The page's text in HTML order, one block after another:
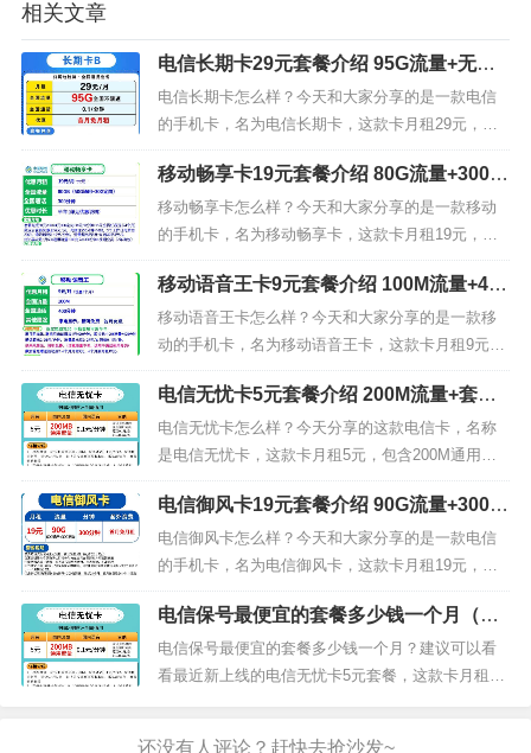
相关文章
电信长期卡29元套餐介绍 95G流量+无免
费通话+首月免费
电信长期卡怎么样？今天和大家分享的是一款电信
的手机卡，名为电信长期卡，这款卡月租29元，包
含65G通用流量，30G定向流量，无免费通话但首月
免费。我们来看下电信长期卡29元套餐的详细介
绍。电信长期卡套餐内容套餐内：月租29元，65G
通用流量，30G定向流量套餐外：流量5元/G，通话
0.1元/分钟，短...
移动畅享卡19元套餐介绍 80G流量+300分
钟通话
移动畅享卡怎么样？今天和大家分享的是一款移动
的手机卡，名为移动畅享卡，这款卡月租19元，包
含50G通用流量，30G定向流量，300分钟通话。我
们来看下移动畅享卡19元套餐的详细介绍。移动畅
享卡套餐内容套餐内：月租19元，50G通用流量，3
0G定向流量，300分钟通话套餐外：流量5元/G，通
话0.19...
移动语音王卡9元套餐介绍 100M流量+400
分钟通话+首月免费
移动语音王卡怎么样？今天和大家分享的是一款移
动的手机卡，名为移动语音王卡，这款卡月租9元，
包含100M通用流量，无定向流量，400分钟通话且
首月免费。我们来看下移动语音王卡9元套餐的详细
介绍。移动语音王卡套餐内容套餐内：月租9元，10
0M通用流量，400分钟通话套餐外：流量0.29元/
M，通话0.0...
电信无忧卡5元套餐介绍 200M流量+套内
无免费通话
电信无忧卡怎么样？今天分享的这款电信卡，名称
是电信无忧卡，这款卡月租5元，包含200M通用流
量，无定向流量，套内无免费通话。我们来看下电
信无忧卡5元套餐的详细介绍。电信无忧卡套餐内容
套餐内：月租5元，200M通用流量套餐外：流量：0-
1GB按照0.02元/M收费，1-5GB按照0.01元/M收
费，5...
电信御风卡19元套餐介绍 90G流量+300分
钟通话+首月免费
电信御风卡怎么样？今天和大家分享的是一款电信
的手机卡，名为电信御风卡，这款卡月租19元，包
含60G通用流量，30G定向流量，300分钟通话且首
月免费。我们来看下电信御风卡19元套餐的详细介
绍。电信御风卡套餐内容套餐内：月租19元，60G
通用流量，30G定向流量，300分钟通话套餐外：流
电信保号最便宜的套餐多少钱一个月（电
信无忧卡5元套餐）
电信保号最便宜的套餐多少钱一个月？建议可以看
看最近新上线的电信无忧卡5元套餐，这款卡月租5